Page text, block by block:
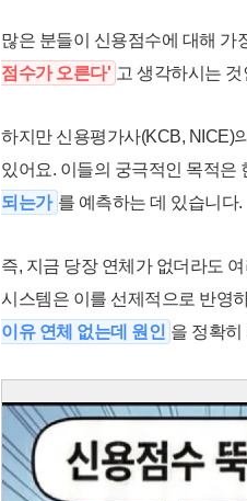
많은 분들이 신용점수에 대해 가
점수가 오른다' 고 생각하시는 것
하지만 신용평가사(KCB, NICE)
있어요. 이들의 궁극적인 목적은
되는가 를 예측하는 데 있습니다.
즉, 지금 당장 연체가 없더라도 여
시스템은 이를 선제적으로 반영
이유 연체 없는데 원인 을 정확